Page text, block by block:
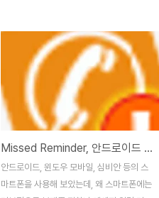
고, 인터파크에서는 Biscuit와 같은 단말기
가 나오고, 애플의 아이패드로 휴대성이 점차
강화되기 시작했습니다. 하지만 요즘 그보다
더 열풍인것이 바로 스마트폰
(SmartPhone)인데, 개인적으로는 10여년
전부터 Palm을 이용하면서 텍스트파일을 담
아서 지하철이나 버스에서 읽어 왔는데 가독
성이 좀 아쉬웠는데, 최근에는 정말 스마트폰
의 비약적인 발전을 하면서 가독성이 엄청나
Missed Reminder, 안드로이드 스마트용 부재중 전화, 문자 알림 앱 사용방법
안드로이드, 윈도우 모바일, 심비안 등의 스
마트폰을 사용해 보았는데, 왜 스마트폰에는